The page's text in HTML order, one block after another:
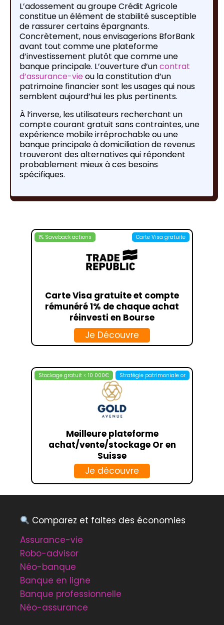
L’adossement au groupe Crédit Agricole
constitue un élément de stabilité susceptible
de rassurer certains épargnants.
Concrètement, nous envisagerions BforBank
avant tout comme une plateforme
d’investissement plutôt que comme une
banque principale. L’ouverture d’uncontrat
d’assurance-vieou la constitution d’un
patrimoine financier sont les usages qui nous
semblent aujourd’hui les plus pertinents.
À l’inverse, les utilisateurs recherchant un
compte courant gratuit sans contraintes, une
expérience mobile irréprochable ou une
banque principale à domiciliation de revenus
trouveront des alternatives qui répondent
probablement mieux à ces besoins
spécifiques.
1% Saveback actions Carte Visa gratuite
Carte Visa gratuite et compte
rémunéré 1% de chaque achat
réinvesti en Bourse
Je Découvre
Stockage gratuit < 10 000€ Stratégie patrimoniale or
Meilleure plateforme
achat/vente/stockage Or en
Suisse
Je découvre
Comparez et faites des économies
Assurance-vie
Robo-advisor
Néo-banque
Banque en ligne
Banque professionnelle
Néo-assurance